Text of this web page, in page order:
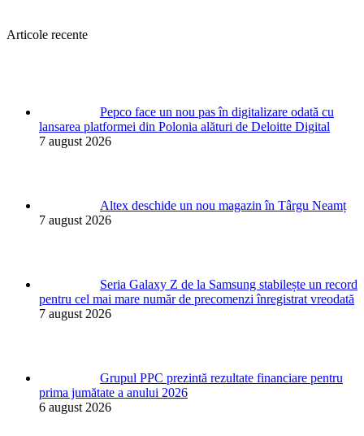
Articole recente
Pepco face un nou pas în digitalizare odată cu
lansarea platformei din Polonia alături de Deloitte Digital
7 august 2026
Altex deschide un nou magazin în Târgu Neamț
7 august 2026
Seria Galaxy Z de la Samsung stabilește un record
pentru cel mai mare număr de precomenzi înregistrat vreodată
7 august 2026
Grupul PPC prezintă rezultate financiare pentru
prima jumătate a anului 2026
6 august 2026